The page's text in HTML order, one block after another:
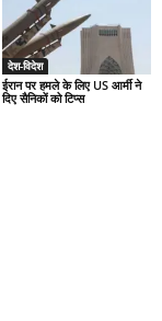
देश-विदेश
ईरान पर हमले के लिए US आर्मी ने
दिए सैनिकों को टिप्स